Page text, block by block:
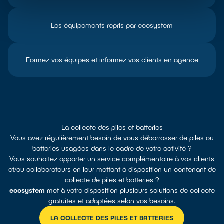
Les équipements repris par ecosystem
Formez vos équipes et informez vos clients en agence
La collecte des piles et batteries
Vous avez régulièrement besoin de vous débarrasser de piles ou
batteries usagées dans le cadre de votre activité ?
Vous souhaitez apporter un service complémentaire à vos clients
et/ou collaborateurs en leur mettant à disposition un contenant de
collecte de piles et batteries ?
ecosystem met à votre disposition plusieurs solutions de collecte
gratuites et adaptées selon vos besoins.
LA COLLECTE DES PILES ET BATTERIES